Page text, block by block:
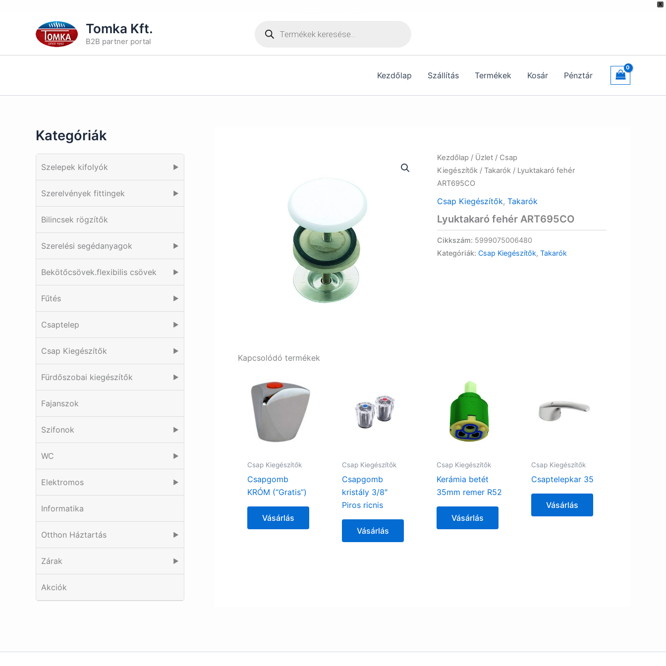
X
Tomka Kft.
B2B partner portal
search
Kezdőlap Szállítás Termékek Kosár Pénztár
Kategóriák
Szelepek kifolyók ▶
Szerelvények fittingek ▶
Bilincsek rögzítők
Szerelési segédanyagok ▶
Bekötőcsövek.flexibilis csövek ▶
Fűtés ▶
Csaptelep ▶
Csap Kiegészítők ▶
Fürdőszobai kiegészítők ▶
Fajanszok
Szifonok ▶
WC ▶
Elektromos ▶
Informatika
Otthon Háztartás ▶
Zárak ▶
Akciók
Kezdőlap / Üzlet/ Csap
Kiegészítők/ Takarók/ Lyuktakaró fehér
ART695CO
Csap Kiegészítők, Takarók
Lyuktakaró fehér ART695CO
Cikkszám: 5999075006480
Kategóriák: Csap Kiegészítők, Takarók
Kapcsolódó termékek
Csap Kiegészítők
Csapgomb
KRÓM (“Gratis”)
Vásárlás
Csap Kiegészítők
Csapgomb
kristály 3/8″
Piros ricnis
Vásárlás
Csap Kiegészítők
Kerámia betét
35mm remer R52
Vásárlás
Csap Kiegészítők
Csaptelepkar 35
Vásárlás